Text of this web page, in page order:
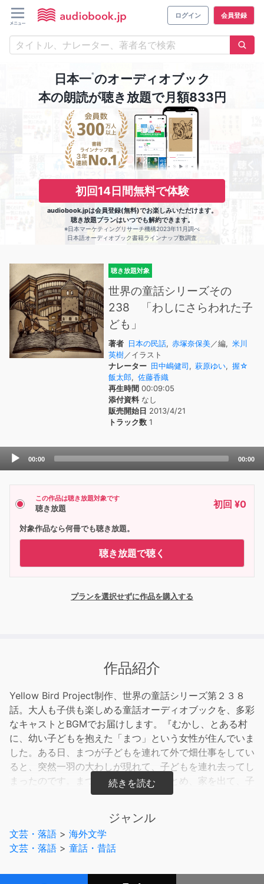
ログイン 会員登録
日本一※のオーディオブック
本の朗読が聴き放題で月額833円
初回14日間無料で体験
audiobook.jpは会員登録(無料)でお楽しみいただけます。
聴き放題プランはいつでも解約できます。
※日本マーケティングリサーチ機構2023年11月調べ
日本語オーディオブック書籍ラインナップ数調査
聴き放題対象
世界の童話シリーズその
238 「わしにさらわれた子
ども」
著者 日本の民話, 赤塚奈保美／編, 米川
英樹／イラスト
ナレーター 田中嶋健司, 萩原ゆい, 握☆
飯太郎, 佐藤香織
再生時間 00:09:05
添付資料なし
販売開始日 2013/4/21
トラック数 1
Audio
00:00 00:00
この作品は聴き放題対象です
聴き放題 初回 ¥0
対象作品なら何冊でも聴き放題。
聴き放題で聴く
プランを選択せずに作品を購入する
作品紹介
Yellow Bird Project制作、世界の童話シリーズ第２３８
話。大人も子供も楽しめる童話オーディオブックを、多彩
なキャストとBGMでお届けします。『むかし、とある村
に、幼い子どもを抱えた「まつ」という女性が住んでいま
した。ある日、まつが子どもを連れて外で畑仕事をしてい
ると、突然一羽の大わしが現れて、子どもを連れ去ってし
まったのです。まつはすぐに荷物をまとめ、家を出て、子
どもを探す旅に出ました・・』
ジャンル
文芸・落語 > 海外文学
文芸・落語 > 童話・昔話